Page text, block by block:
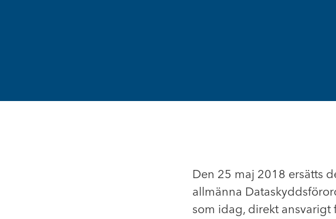
Den 25 maj 2018 ersätts
allmänna
som idag, direkt ansvarigt